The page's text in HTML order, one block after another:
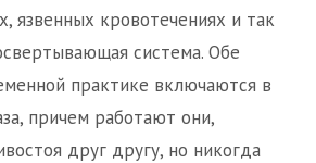
язвенных кровотечениях и так
система. Обе
практике включаются в
причем работают они,
друг другу, но никогда